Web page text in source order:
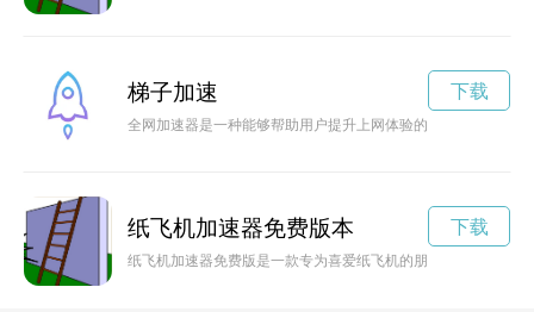
梯子加速
全网加速器是一种能够帮助用户提升上网体验的工具，通过优
下载
纸飞机加速器免费版本
纸飞机加速器免费版是一款专为喜爱纸飞机的朋友们打造的应
下载